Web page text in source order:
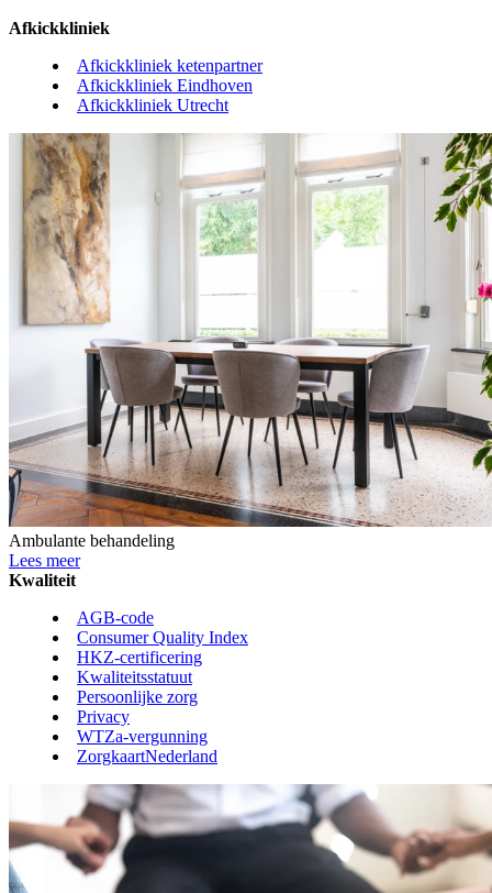
Afkickkliniek
Afkickkliniek ketenpartner
Afkickkliniek Eindhoven
Afkickkliniek Utrecht
Ambulante behandeling
Lees meer
Kwaliteit
AGB-code
Consumer Quality Index
HKZ-certificering
Kwaliteitsstatuut
Persoonlijke zorg
Privacy
WTZa-vergunning
ZorgkaartNederland